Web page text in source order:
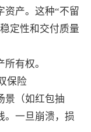
资产。这种“不留
定性和交付质量
有权。
保险
景（如红包抽
。一旦崩溃，损